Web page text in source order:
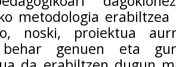
metodologia erabiltzea
noski, proiektua
behar genuen eta